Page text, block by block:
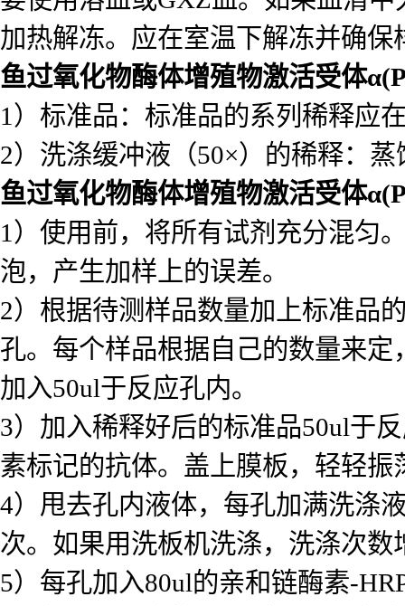
加热解冻。应在室温下解冻并确
鱼过氧化物酶体增殖物激活受体
1）标准品：标准品的系列稀释应
2）洗涤缓冲液（50×）的稀释：
鱼过氧化物酶体增殖物激活受体
1）使用前，将所有试剂充分混匀
泡，产生加样上的误差。
2）根据待测样品数量加上标准品
孔。每个样品根据自己的数量来
加入50ul于反应孔内。
3）加入稀释好后的标准品50ul于
素标记的抗体。盖上膜板，轻轻
4）甩去孔内液体，每孔加满洗涤
次。如果用洗板机洗涤，洗涤次数
5）每孔加入80ul的亲和链酶素-